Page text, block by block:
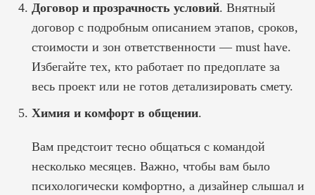
Договор и прозрачность условий. Внятный
договор с подробным описанием этапов, сроков,
стоимости и зон ответственности — must have.
Избегайте тех, кто работает по предоплате за
весь проект или не готов детализировать смету.
Химия и комфорт в общении.
Вам предстоит тесно общаться с командой
несколько месяцев. Важно, чтобы вам было
психологически комфортно, а дизайнер слышал и